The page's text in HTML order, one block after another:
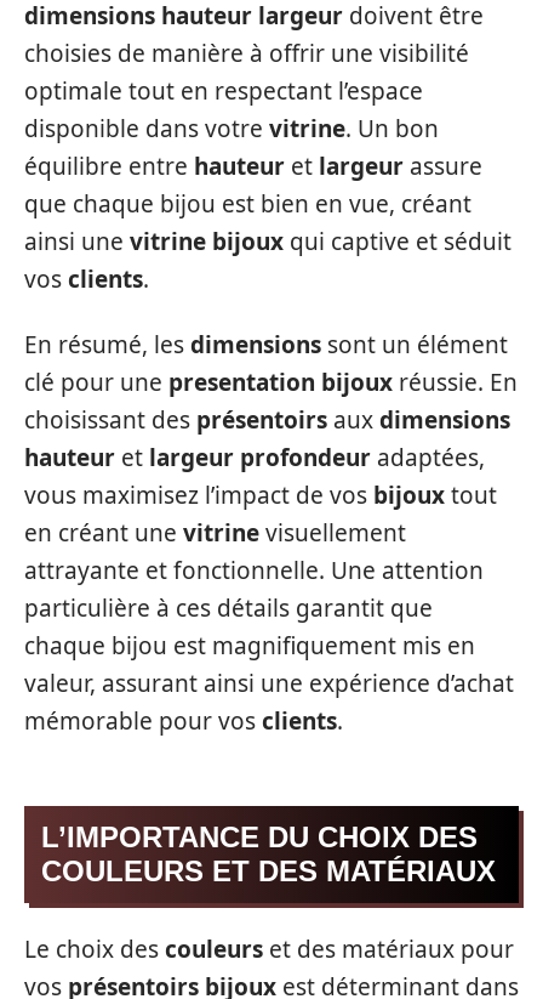
dimensions hauteur largeur doivent être
choisies de manière à offrir une visibilité
optimale tout en respectant l’espace
disponible dans votre vitrine. Un bon
équilibre entre hauteur et largeur assure
que chaque bijou est bien en vue, créant
ainsi une vitrine bijoux qui captive et séduit
vosclients.
En résumé, lesdimensions sont un élément
clé pour une presentation bijoux réussie. En
choisissant des présentoirs auxdimensions
hauteur et largeur profondeur adaptées,
vous maximisez l’impact de vos bijouxtout
en créant une vitrinevisuellement
attrayante et fonctionnelle. Une attention
particulière à ces détails garantit que
chaque bijou est magnifiquement mis en
valeur, assurant ainsi une expérience d’achat
mémorable pour vosclients.
L’IMPORTANCE DU CHOIX DES
COULEURS ET DES MATÉRIAUX
Le choix descouleurs et des matériaux pour
vos présentoirs bijoux est déterminant dans